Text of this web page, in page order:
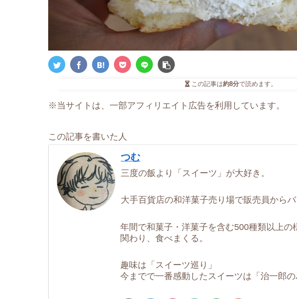
この記事は約8分で読めます。
※当サイトは、一部アフィリエイト広告を利用しています。
この記事を書いた人
つむ
三度の飯より「スイーツ」が大好き。
大手百貨店の和洋菓子売り場で販売員から
年間で和菓子・洋菓子を含む500種類以上の
関わり、食べまくる。
趣味は「スイーツ巡り」
今までで一番感動したスイーツは「治一郎の